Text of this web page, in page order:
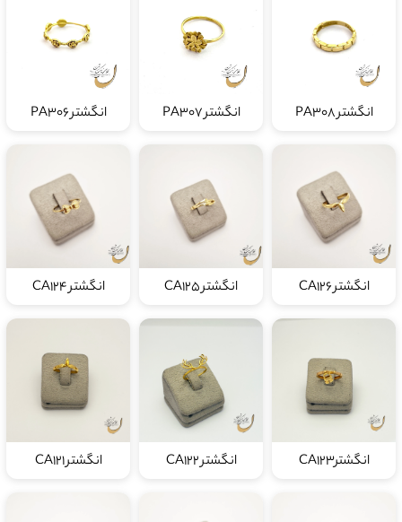
انگشتر PA308 انگشتر PA307 انگشتر PA306
انگشتر CA126 انگشتر CA125 انگشتر CA124
انگشترCA123 انگشتر CA122 انگشتر CA121